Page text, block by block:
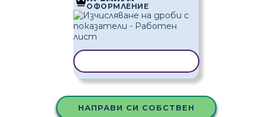
ОФОРМЛЕНИЕ
НАПРАВИ СИ СОБСТВЕН